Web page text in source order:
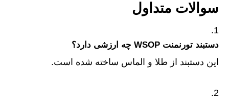
سوالات متداول
دستبند تورنمنت WSOP چه ارزشی دارد؟
این دستبند از طلا و الماس ساخته شده است.